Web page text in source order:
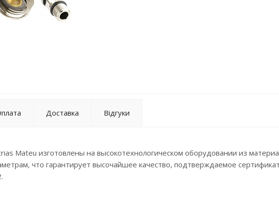
Доставка Відгуки
Mateu изготовлены на высокотехнологическом оборудовании из
что гарантирует высочайшее качество, подтверждаемое